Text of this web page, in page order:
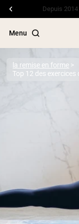
Livraison
Menu
Termes de recherche
PROTÉINES
la remise en forme